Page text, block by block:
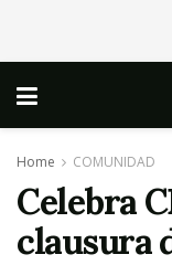
Home COMUNIDAD
Celebra
clausura